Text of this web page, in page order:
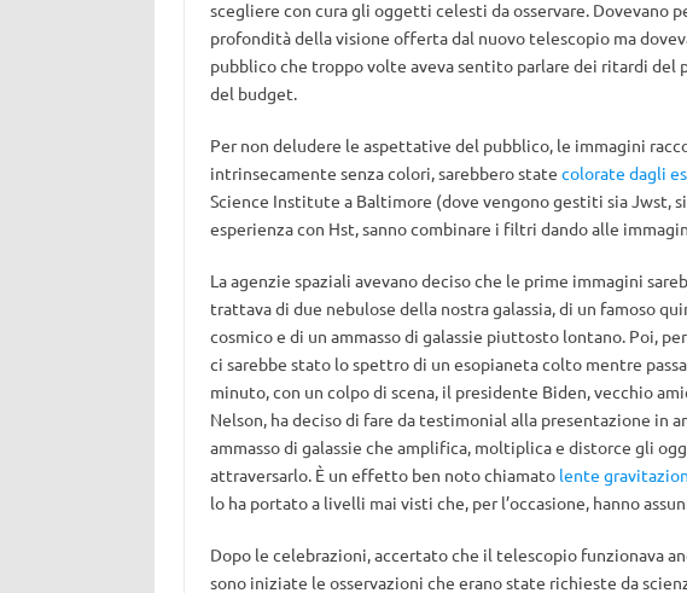
scegliere con cura gli oggetti celesti da osservare. Dovevano
profondità della visione offerta dal nuovo telescopio ma
pubblico che troppo volte aveva sentito parlare dei ritardi
del budget.
Per non deludere le aspettative del pubblico, le immagini
intrinsecamente senza colori, sarebbero state colorate dagli
Science Institute a Baltimore (dove vengono gestiti sia Jwst,
esperienza con Hst, sanno combinare i filtri dando alle
La agenzie spaziali avevano deciso che le prime immagini
trattava di due nebulose della nostra galassia, di un famoso
cosmico e di un ammasso di galassie piuttosto lontano. Poi,
ci sarebbe stato lo spettro di un esopianeta colto mentre
minuto, con un colpo di scena, il presidente Biden, vecchio
Nelson, ha deciso di fare da testimonial alla presentazione in
ammasso di galassie che amplifica, moltiplica e distorce gli
attraversarlo. È un effetto ben noto chiamato lente
lo ha portato a livelli mai visti che, per l’occasione, hanno
Dopo le celebrazioni, accertato che il telescopio funzionava
sono iniziate le osservazioni che erano state richieste da